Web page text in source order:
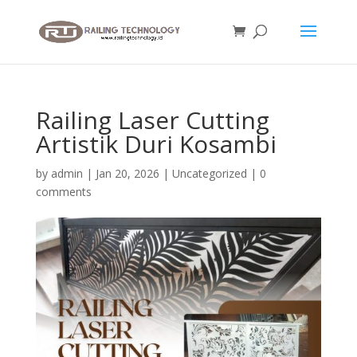
Railing Laser Cutting
Artistik Duri Kosambi
by admin | Jan 20, 2026 | Uncategorized | 0
comments